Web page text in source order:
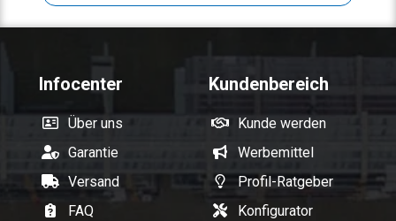
Infocenter
Über uns
Garantie
Versand
FAQ
Kundenbereich
Kunde werden
Werbemittel
Profil-Ratgeber
Konfigurator